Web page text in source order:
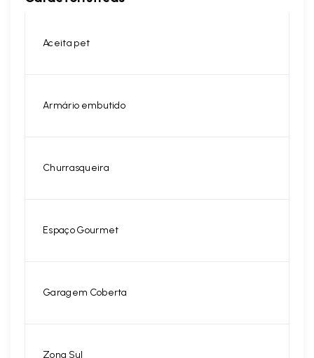
Aceita pet
Armário embutido
Churrasqueira
Espaço Gourmet
Garagem Coberta
Zona Sul